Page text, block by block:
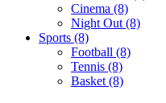
Cinema (8)
Night Out (8)
Sports (8)
Football (8)
Tennis (8)
Basket (8)